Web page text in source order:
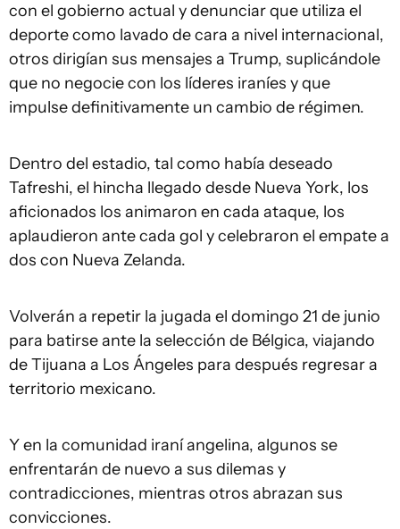
con el gobierno actual y denunciar que utiliza el
deporte como lavado de cara a nivel internacional,
otros dirigían sus mensajes a Trump, suplicándole
que no negocie con los líderes iraníes y que
impulse definitivamente un cambio de régimen.
Dentro del estadio, tal como había deseado
Tafreshi, el hincha llegado desde Nueva York, los
aficionados los animaron en cada ataque, los
aplaudieron ante cada gol y celebraron el empate a
dos con Nueva Zelanda.
Volverán a repetir la jugada el domingo 21 de junio
para batirse ante la selección de Bélgica, viajando
de Tijuana a Los Ángeles para después regresar a
territorio mexicano.
Y en la comunidad iraní angelina, algunos se
enfrentarán de nuevo a sus dilemas y
contradicciones, mientras otros abrazan sus
convicciones.